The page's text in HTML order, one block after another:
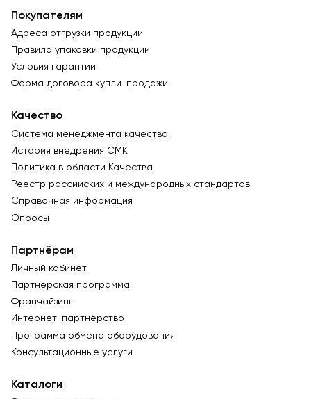
Покупателям
Адреса отгрузки продукции
Правила упаковки продукции
Условия гарантии
Форма договора купли-продажи
Качество
Система менеджмента качества
История внедрения СМК
Политика в области Качества
Реестр российских и международных стандартов
Справочная информация
Опросы
Партнёрам
Личный кабинет
Партнёрская программа
Франчайзинг
Интернет-партнёрство
Программа обмена оборудования
Консультационные услуги
Каталоги